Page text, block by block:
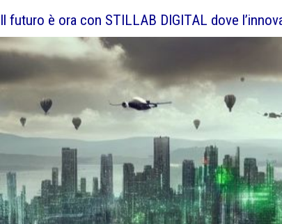
Il futuro è ora con STILLAB DIGITAL dove